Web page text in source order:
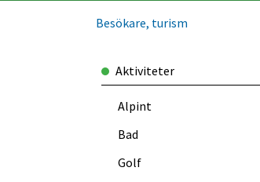
Besökare, turism
Aktiviteter
Alpint
Bad
Golf